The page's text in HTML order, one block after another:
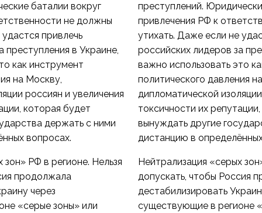
баталии вокруг
не должны
привлечь
преступления в Украине,
как инструмент
на Москву,
россиян и увеличения
которая будет
держать с ними
вопросах.
РФ в регионе. Нельзя
продолжала
через
«серые зоны» или
преступлений.
привлечения РФ к
утихать. Даже если не
российских лидеров за
важно использовать это
политического давления
дипломатической
токсичности их
вынуждать другие
дистанцию в
Нейтрализация «серых
допускать, чтобы Россия
дестабилизировать
существующие в регионе